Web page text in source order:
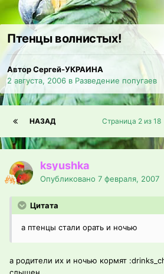
Птенцы волнистых!
Автор Сергей-УКРАИНА
2 августа, 2006 в Разведение попугаев
НАЗАД Страница 2 из 18
ksyushka
Опубликовано 7 февраля, 2007
Цитата
а птенцы стали орать и ночью
а родители их и ночью кормят